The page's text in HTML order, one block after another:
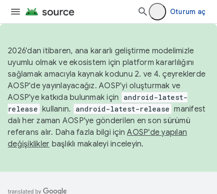
Oturum aç
2026'dan itibaren, ana kararlı geliştirme modelimizle
uyumlu olmak ve ekosistem için platform kararlılığını
sağlamak amacıyla kaynak kodunu 2. ve 4. çeyreklerde
AOSP'de yayınlayacağız. AOSP'yi oluşturmak ve
AOSP'ye katkıda bulunmak için
android-latest-
release kullanın. android-latest-release manifest
dalı her zaman AOSP'ye gönderilen en son sürümü
referans alır. Daha fazla bilgi içinAOSP'de yapılan
değişiklikler başlıklı makaleyi inceleyin.